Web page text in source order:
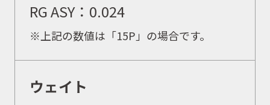
RG ASY： 0.024
※上記の数値は「15P」の場合です。
ウェイト